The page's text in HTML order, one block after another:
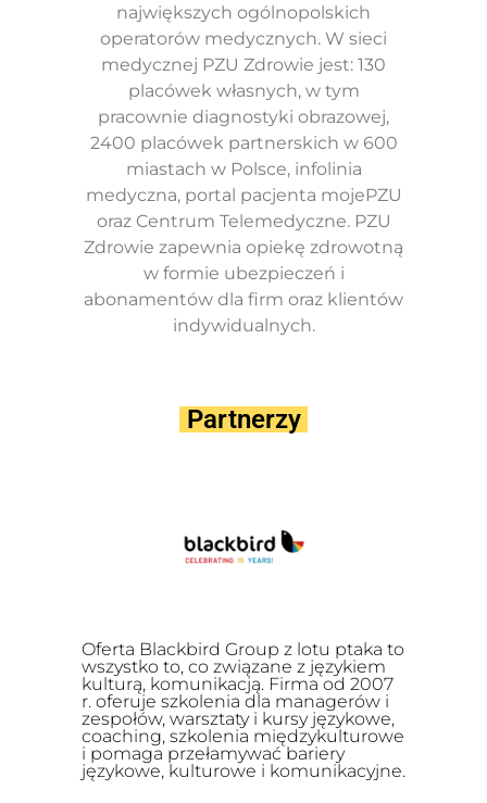
największych ogólnopolskich
operatorów medycznych. W sieci
medycznej PZU Zdrowie jest: 130
placówek własnych, w tym
pracownie diagnostyki obrazowej,
2400 placówek partnerskich w 600
miastach w Polsce, infolinia
medyczna, portal pacjenta mojePZU
oraz Centrum Telemedyczne. PZU
Zdrowie zapewnia opiekę zdrowotną
w formie ubezpieczeń i
abonamentów dla firm oraz klientów
indywidualnych.
Partnerzy
Oferta Blackbird Group z lotu ptaka to
wszystko to, co związane z językiem
kulturą, komunikacją. Firma od 2007
r. oferuje szkolenia dla managerów i
zespołów, warsztaty i kursy językowe,
coaching, szkolenia międzykulturowe
i pomaga przełamywać bariery
językowe, kulturowe i komunikacyjne.